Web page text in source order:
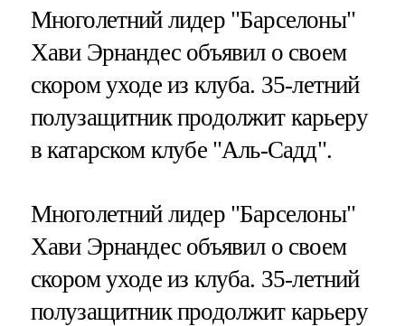
Многолетний лидер "Барселоны"
Хави Эрнандес объявил о своем
скором уходе из клуба. 35-летний
полузащитник продолжит карьеру
в катарском клубе "Аль-Садд".
Многолетний лидер "Барселоны"
Хави Эрнандес объявил о своем
скором уходе из клуба. 35-летний
полузащитник продолжит карьеру